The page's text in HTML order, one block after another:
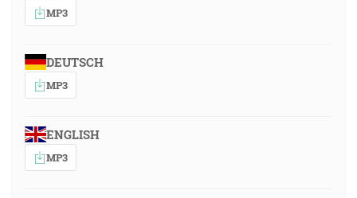
MP3
DEUTSCH
MP3
ENGLISH
MP3